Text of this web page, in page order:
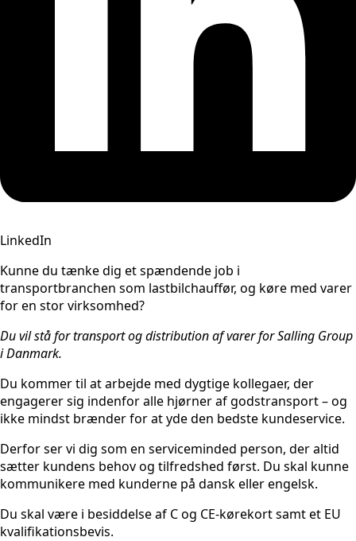
LinkedIn
Kunne du tænke dig et spændende job i
transportbranchen som lastbilchauffør, og køre med varer
for en stor virksomhed?
Du vil stå for transport og distribution af varer for Salling Group
i Danmark.
Du kommer til at arbejde med dygtige kollegaer, der
engagerer sig indenfor alle hjørner af godstransport – og
ikke mindst brænder for at yde den bedste kundeservice.
Derfor ser vi dig som en serviceminded person, der altid
sætter kundens behov og tilfredshed først. Du skal kunne
kommunikere med kunderne på dansk eller engelsk.
Du skal være i besiddelse af C og CE-kørekort samt et EU
kvalifikationsbevis.